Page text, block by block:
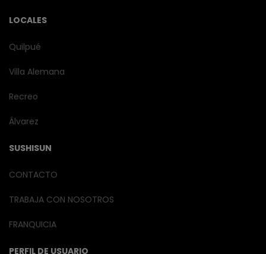
LOCALES
Quilpué
Villa Alemana
Recreo
Álvarez
SUSHISUN
CONTACTO
TRABAJA CON NOSOTROS
FRANQUICIA
PERFIL DE USUARIO